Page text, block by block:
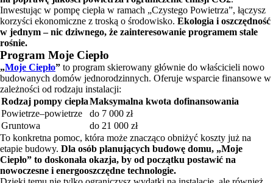
Inwestując w pompę ciepła w ramach „Czystego Powietrza”, łączysz
korzyści ekonomiczne z troską o środowisko. Ekologia i oszczędność
w jednym – nic dziwnego, że zainteresowanie programem stale
rośnie.
Program Moje Ciepło
„Moje Ciepło” to program skierowany głównie do właścicieli nowo
budowanych domów jednorodzinnych. Oferuje wsparcie finansowe w
zależności od rodzaju instalacji:
Rodzaj pompy ciepłaMaksymalna kwota dofinansowania
Powietrze–powietrze
do 7 000 zł
Gruntowa
do 21 000 zł
To konkretna pomoc, która może znacząco obniżyć koszty już na
etapie budowy. Dla osób planujących budowę domu, „Moje
Ciepło” to doskonała okazja, by od początku postawić na
nowoczesne i energooszczędne technologie.